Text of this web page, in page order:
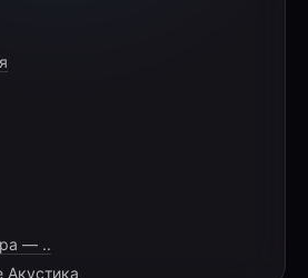
полумраке,
серой пелене.
каждом нашем шаге,
— ..